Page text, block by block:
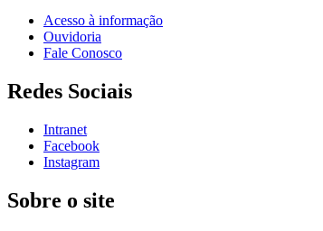
Acesso à informação
Ouvidoria
Fale Conosco
Redes Sociais
Intranet
Facebook
Instagram
Sobre o site